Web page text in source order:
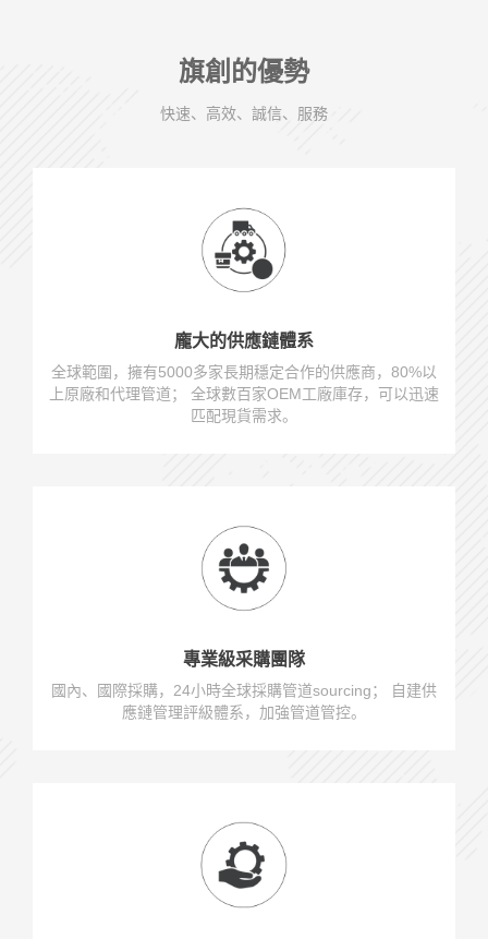
旗創的優勢
快速、高效、誠信、服務
龐大的供應鏈體系
全球範圍，擁有5000多家長期穩定合作的供應商，80%以
上原廠和代理管道； 全球數百家OEM工廠庫存，可以迅速
匹配現貨需求。
專業級采購團隊
國內、國際採購，24小時全球採購管道sourcing； 自建供
應鏈管理評級體系，加強管道管控。